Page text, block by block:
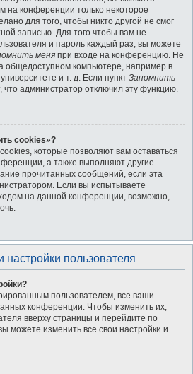
на конференции только некоторое
для того, чтобы никто другой не смог
записью. Для того чтобы вам не
и пароль каждый раз, вы можете
меня при входе на конференцию. Не
общедоступном компьютере, например в
и т. д. Если пункт Запомнить
что администратор отключил эту функцию.
cookies»?
которые позволяют вам оставаться
а также выполняют другие
прочитанных сообщений, если эта
Если вы испытываете
на данной конференции, возможно,
пользователя
пользователем, все ваши
конференции. Чтобы изменить их,
вверху страницы и перейдите по
можете изменить все свои настройки и